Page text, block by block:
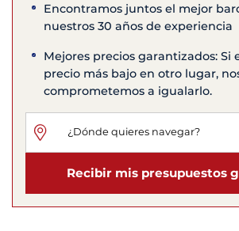
Encontramos juntos el mejor
nuestros 30 años de experiencia
Mejores precios garantizados: Si
precio más bajo en otro lugar,
comprometemos a igualarlo.
Recibir mis presupuestos